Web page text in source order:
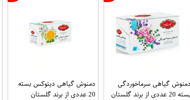
دمنوش گیاهی سرماخوردگی
عددی از برند گلستان
دمنوش گیاهی دیتوکس بسته
20 عددی از برند گلستان